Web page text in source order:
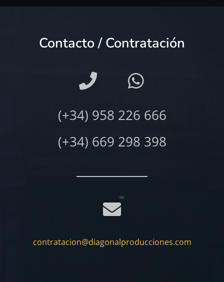
Contacto / Contratación
(+34) 958 226 666
(+34) 669 298 398
contratacion@diagonalproducciones.com